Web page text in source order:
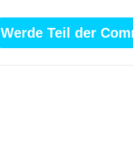
Werde Teil der